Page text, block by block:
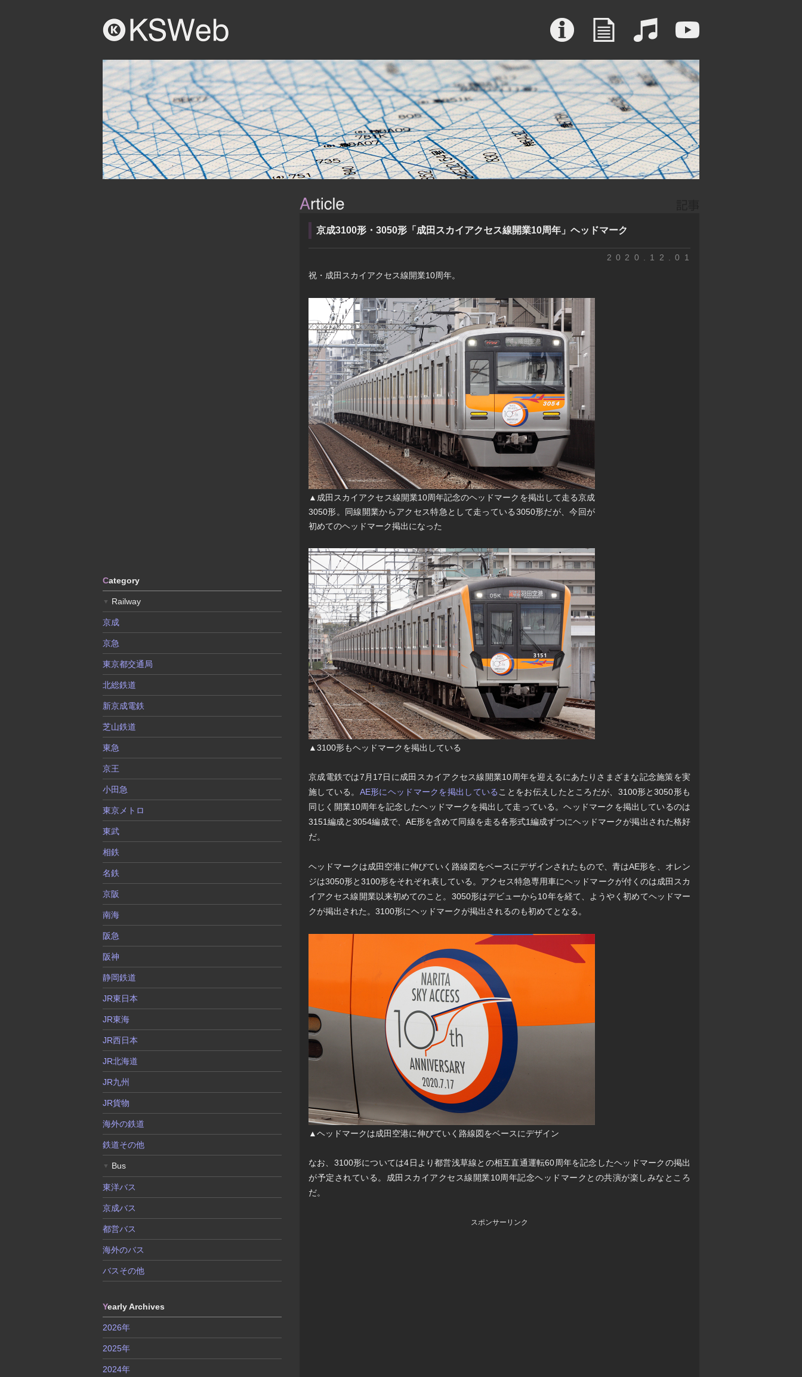
京成3100形・3050形「成田スカイアクセス線開業10周年」ヘッドマーク
2020.12.01
祝・成田スカイアクセス線開業10周年。
▲成田スカイアクセス線開業10周年記念のヘッドマークを掲出して走る京成
3050形。同線開業からアクセス特急として走っている3050形だが、今回が
初めてのヘッドマーク掲出になった
▲3100形もヘッドマークを掲出している
京成電鉄では7月17日に成田スカイアクセス線開業10周年を迎えるにあたりさまざまな記念施策を実
施している。 AE形にヘッドマークを掲出している ことをお伝えしたところだが、3100形と3050形も
同じく開業10周年を記念したヘッドマークを掲出して走っている。ヘッドマークを掲出しているのは
3151編成と3054編成で、AE形を含めて同線を走る各形式1編成ずつにヘッドマークが掲出された格好
だ。
ヘッドマークは成田空港に伸びていく路線図をベースにデザインされたもので、青はAE形を、オレン
ジは3050形と3100形をそれぞれ表している。アクセス特急専用車にヘッドマークが付くのは成田スカ
イアクセス線開業以来初めてのこと。3050形はデビューから10年を経て、ようやく初めてヘッドマー
クが掲出された。3100形にヘッドマークが掲出されるのも初めてとなる。
▲ヘッドマークは成田空港に伸びていく路線図をベースにデザイン
なお、3100形については4日より都営浅草線との相互直通運転60周年を記念したヘッドマークの掲出
が予定されている。成田スカイアクセス線開業10周年記念ヘッドマークとの共演が楽しみなところ
だ。
スポンサーリンク
Category
▼ Railway
京成
京急
東京都交通局
北総鉄道
新京成電鉄
芝山鉄道
東急
京王
小田急
東京メトロ
東武
相鉄
名鉄
京阪
南海
阪急
阪神
静岡鉄道
JR東日本
JR東海
JR西日本
JR北海道
JR九州
JR貨物
海外の鉄道
鉄道その他
▼ Bus
東洋バス
京成バス
都営バス
海外のバス
バスその他
Yearly Archives
2026年
2025年
2024年